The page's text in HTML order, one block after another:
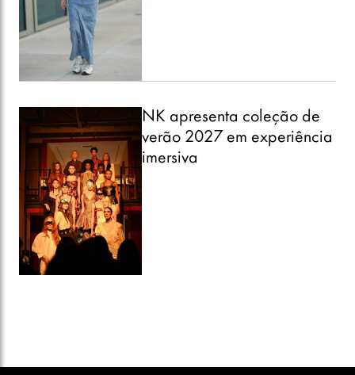
NK apresenta coleção de
verão 2027 em experiência
imersiva